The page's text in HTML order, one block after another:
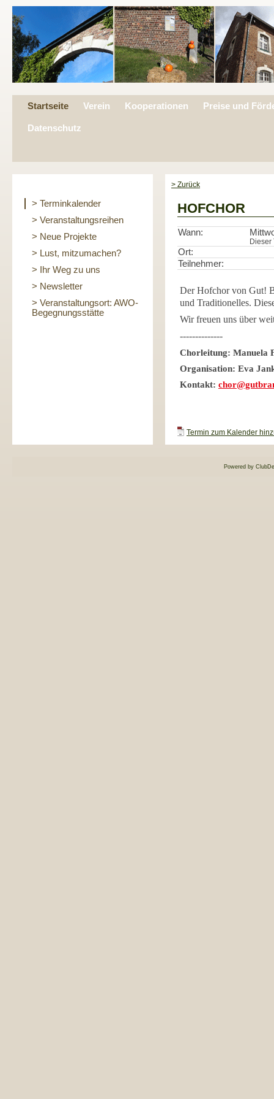
Startseite Verein Kooperationen Preise und
Datenschutz
> Terminkalender
> Veranstaltungsreihen
> Neue Projekte
> Lust, mitzumachen?
> Ihr Weg zu uns
> Newsletter
> Veranstaltungsort: AWO-
Begegnungsstätte
> Zurück
HOFCHOR
Wann:
Dieser
Ort:
Teilnehmer:
Der Hofchor von Gut!
und Traditionelles.
Wir freuen uns über
--------------
Chorleitung: Manuela
Organisation: Eva
Kontakt:
Termin zum Kalender
Powered by